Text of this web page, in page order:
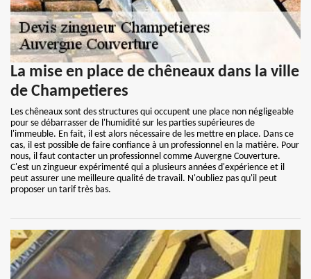
La mise en place de chêneaux dans la ville
de Champetieres
Les chêneaux sont des structures qui occupent une place non négligeable
pour se débarrasser de l'humidité sur les parties supérieures de
l'immeuble. En fait, il est alors nécessaire de les mettre en place. Dans ce
cas, il est possible de faire confiance à un professionnel en la matière. Pour
nous, il faut contacter un professionnel comme Auvergne Couverture.
C'est un zingueur expérimenté qui a plusieurs années d'expérience et il
peut assurer une meilleure qualité de travail. N'oubliez pas qu'il peut
proposer un tarif très bas.